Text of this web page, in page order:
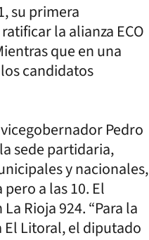
su primera
la alianza ECO
que en una
candidatos
Pedro
sede partidaria,
y nacionales,
a las 10. El
Rioja 924. “Para la
El Litoral, el diputado